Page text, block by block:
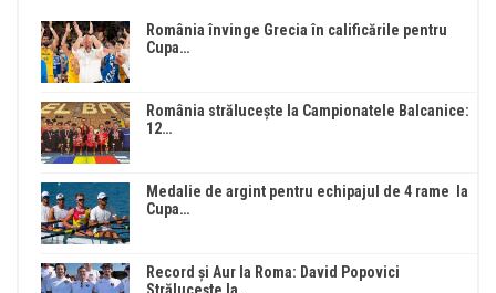
România învinge Grecia în calificările pentru
Cupa…
România strălucește la Campionatele Balcanice:
12…
Medalie de argint pentru echipajul de 4 rame la
Cupa…
Record și Aur la Roma: David Popovici